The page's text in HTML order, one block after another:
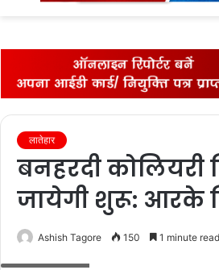
लातेहार
बनहरदी कोलियरी
जायेगी शुरू: आरके
Ashish Tagore 150 1 minute read